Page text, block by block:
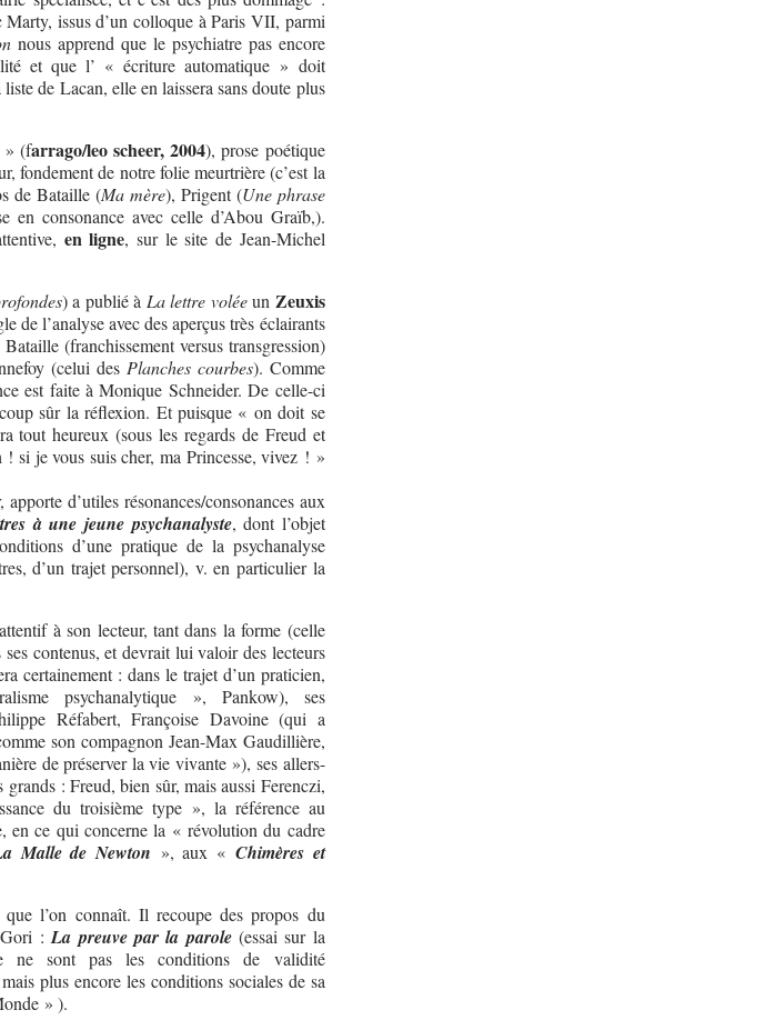
Marty, issus d’un colloque à Paris VII, parmi
nous apprend que le psychiatre pas encore
et que l’ « écriture automatique » doit
de Lacan, elle en laissera sans doute plus
(farrago/leo scheer, 2004), prose poétique
fondement de notre folie meurtrière (c’est la
de Bataille (Ma mère), Prigent (Une phrase
en consonance avec celle d’Abou Graïb,).
en ligne, sur le site de Jean-Michel
) a publié à La lettre voléeun Zeuxis
de l’analyse avec des aperçus très éclairants
(franchissement versus transgression)
(celui des Planches courbes). Comme
est faite à Monique Schneider. De celle-ci
sûr la réflexion. Et puisque « on doit se
tout heureux (sous les regards de Freud et
si je vous suis cher, ma Princesse, vivez ! »
d’utiles résonances/consonances aux
à une jeune psychanalyste, dont l’objet
d’une pratique de la psychanalyse
d’un trajet personnel), v. en particulier la
à son lecteur, tant dans la forme (celle
contenus, et devrait lui valoir des lecteurs
certainement : dans le trajet d’un praticien,
psychanalytique », Pankow), ses
Réfabert, Françoise Davoine (qui a
son compagnon Jean-Max Gaudillière,
de préserver la vie vivante »), ses allers-
: Freud, bien sûr, mais aussi Ferenczi,
du troisième type », la référence au
en ce qui concerne la « révolution du cadre
Malle de Newton », aux « Chimères et
que l’on connaît. Il recoupe des propos du
Gori :La preuve par la parole(essai sur la
ne sont pas les conditions de validité
plus encore les conditions sociales de sa
» ).